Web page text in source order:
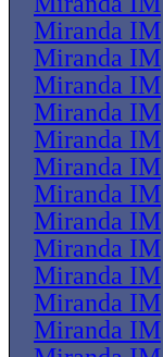
Miranda IM
Miranda IM
Miranda IM
Miranda IM
Miranda IM
Miranda IM
Miranda IM
Miranda IM
Miranda IM
Miranda IM
Miranda IM
Miranda IM